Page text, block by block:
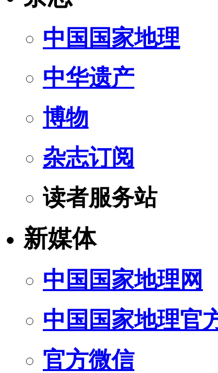
中国国家地理
中华遗产
博物
杂志订阅
读者服务站
新媒体
中国国家地理网
中国国家地理官
官方微信